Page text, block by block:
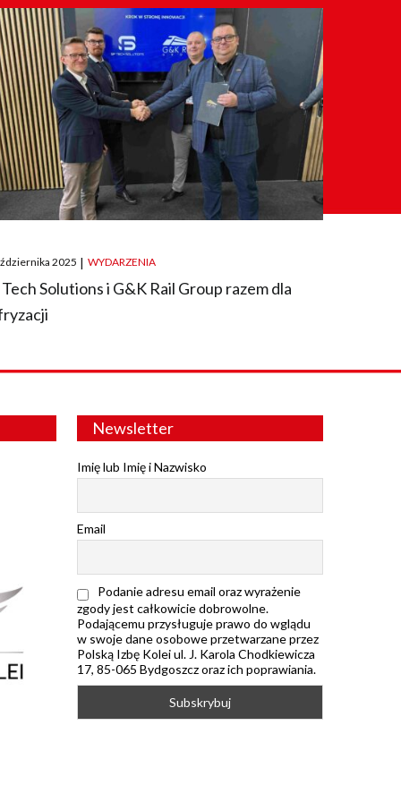
2025 | WYDARZENIA
Tech Solutions i G&K Rail Group razem dla
Newsletter
Imię lub Imię i Nazwisko
Email
Podanie adresu email oraz wyrażenie
zgody jest całkowicie dobrowolne.
Podającemu przysługuje prawo do wglądu
w swoje dane osobowe przetwarzane przez
Polską Izbę Kolei ul. J. Karola Chodkiewicza
17, 85-065 Bydgoszcz oraz ich poprawiania.